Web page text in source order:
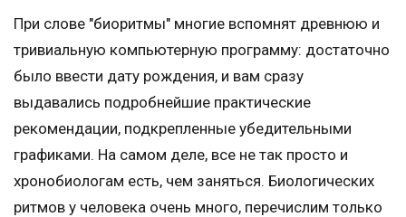
При слове "биоритмы" многие вспомнят древнюю и
тривиальную компьютерную программу: достаточно
было ввести дату рождения, и вам сразу
выдавались подробнейшие практические
рекомендации, подкрепленные убедительными
графиками. На самом деле, все не так просто и
хронобиологам есть, чем заняться. Биологических
ритмов у человека очень много, перечислим только